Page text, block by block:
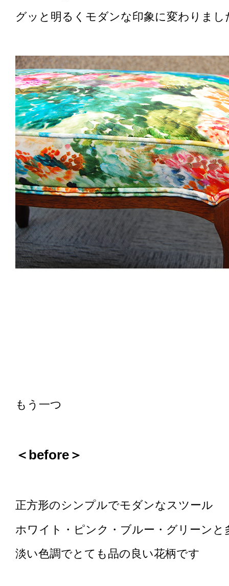
グッと明るくモダンな印象に変わりまし
もう一つ
＜before＞
正方形のシンプルでモダンなスツール
ホワイト・ピンク・ブルー・グリーンと
淡い色調でとても品の良い花柄です